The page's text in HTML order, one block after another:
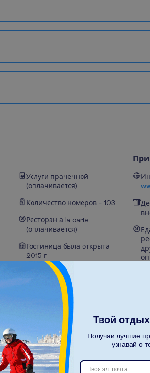
Услуги прачечной
(оплачивается)
Количество номеров – 103
Ресторан а la carte
(оплачивается)
Гостиница была открыта
2015 г
Бассейны – 2
Зонты у бассейна
Беспроводной интернетТвой
Получай лучшие
узнавай о